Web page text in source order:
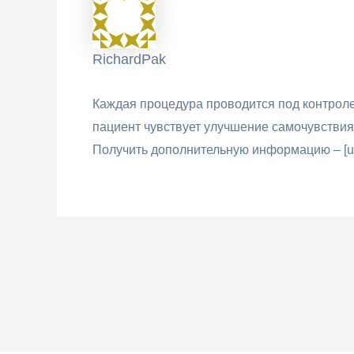
RichardPak
Каждая процедура проводится под
пациент чувствует улучшение
Получить дополнительную информацию –